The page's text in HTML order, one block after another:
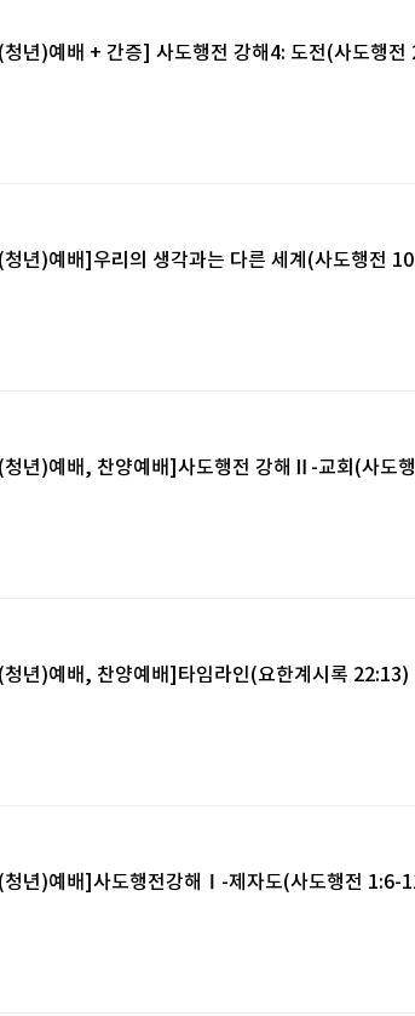
년)예배 + 간증] 사도행전 강해4: 도전(사도행
년)예배]우리의 생각과는 다른 세계(사도행전
년)예배, 찬양예배]사도행전 강해Ⅱ-교회(사도
년)예배, 찬양예배]타임라인(요한계시록 22:13)
년)예배]사도행전강해Ⅰ-제자도(사도행전 1:6-